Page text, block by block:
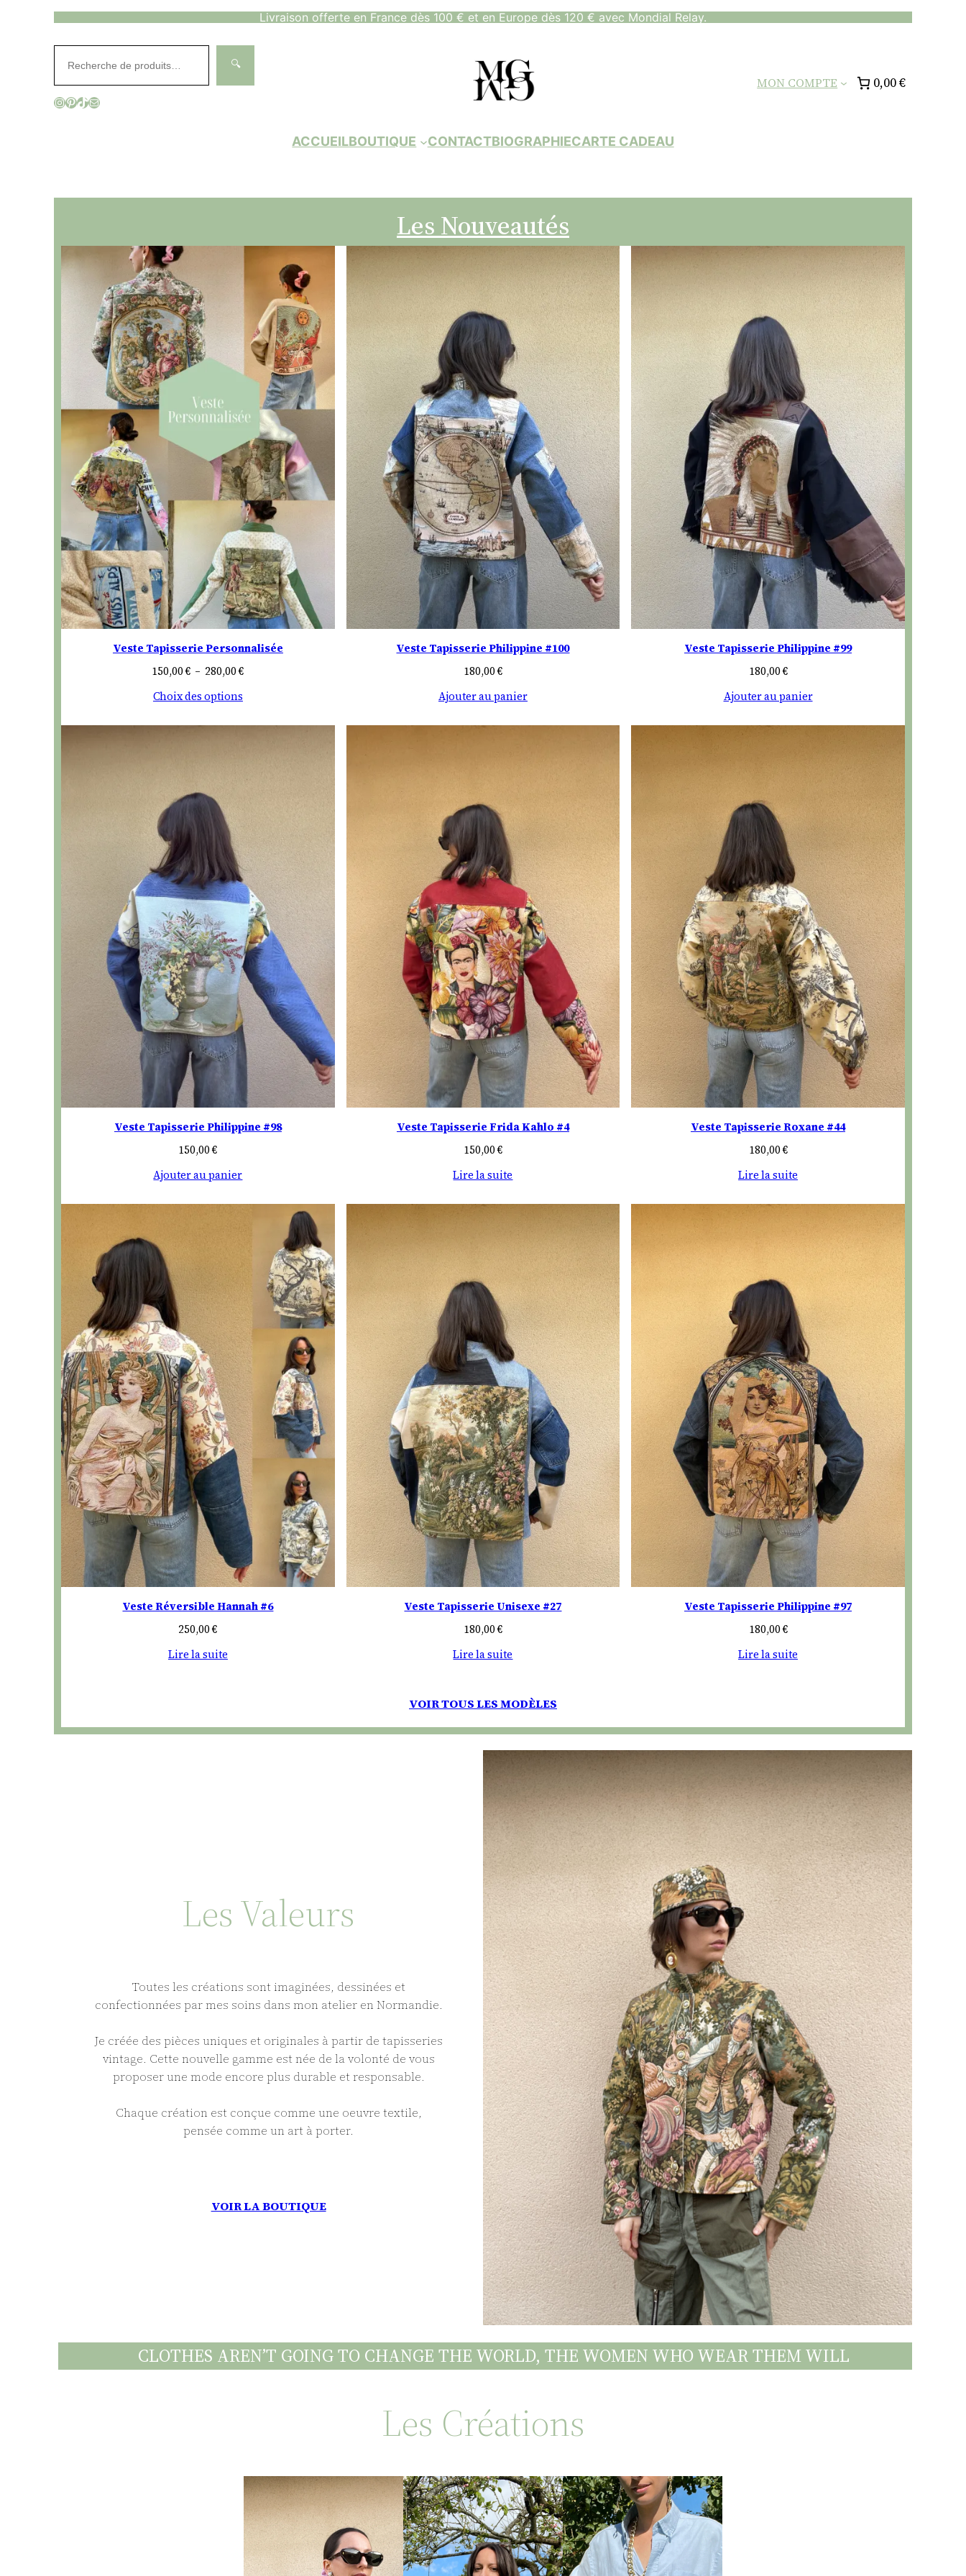
Livraison offerte en France dès 100 € et en Europe dès 120 € avec Mondial Relay.
🔍
Instagram
Pinterest
TikTok
E-mail
MON COMPTE 0,00 €
ACCUEILBOUTIQUE CONTACTBIOGRAPHIECARTE CADEAU
Les Nouveautés
Veste Tapisserie Personnalisée
150,00€ – 280,00€Plage
Choix des options
Veste Tapisserie Philippine #100
180,00€
Ajouter au panier
Veste Tapisserie Philippine #99
180,00€
Ajouter au panier
Veste Tapisserie Philippine #98
150,00€
Ajouter au panier
Veste Tapisserie Frida Kahlo #4
150,00€
Lire la suite
Veste Tapisserie Roxane #44
180,00€
Lire la suite
Veste Réversible Hannah #6
250,00€
Lire la suite
Veste Tapisserie Unisexe #27
180,00€
Lire la suite
Veste Tapisserie Philippine #97
180,00€
Lire la suite
VOIR TOUS LES MODÈLES
Les Valeurs
Toutes les créations sont imaginées, dessinées et
confectionnées par mes soins dans mon atelier en Normandie.
Je créée des pièces uniques et originales à partir de tapisseries
vintage. Cette nouvelle gamme est née de la volonté de vous
proposer une mode encore plus durable et responsable.
Chaque création est conçue comme une oeuvre textile,
pensée comme un art à porter.
VOIR LA BOUTIQUE
CLOTHES AREN’T GOING TO CHANGE THE WORLD, THE WOMEN WHO WEAR THEM WILL
Les Créations